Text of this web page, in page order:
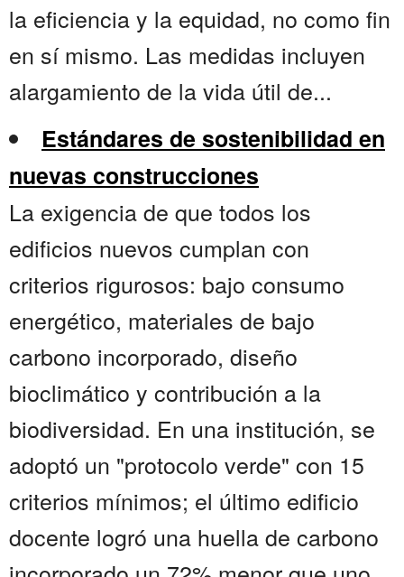
la eficiencia y la equidad, no como fin
en sí mismo. Las medidas incluyen
alargamiento de la vida útil de...
Estándares de sostenibilidad en
nuevas construcciones
La exigencia de que todos los
edificios nuevos cumplan con
criterios rigurosos: bajo consumo
energético, materiales de bajo
carbono incorporado, diseño
bioclimático y contribución a la
biodiversidad. En una institución, se
adoptó un "protocolo verde" con 15
criterios mínimos; el último edificio
docente logró una huella de carbono